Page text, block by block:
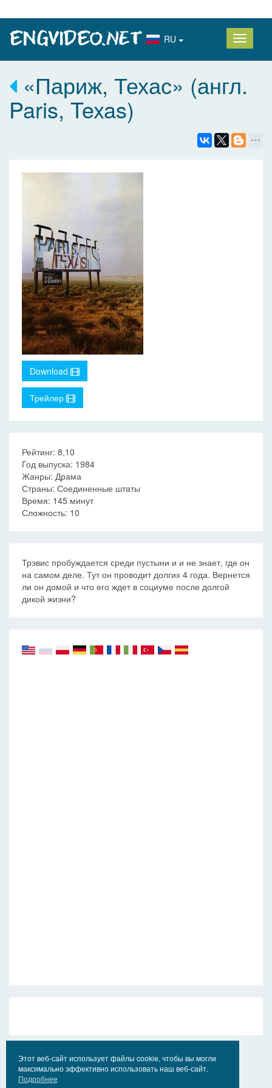
RU
«Париж, Техас» (англ.
Paris, Texas)
Download
Трейлер
Рейтинг: 8,10
Год выпуска: 1984
Жанры: Драма
Страны: Соединенные штаты
Время: 145 минут
Сложность: 10
Трэвис пробуждается среди пустыни и и не знает, где он
на самом деле. Тут он проводит долгих 4 года. Вернется
ли он домой и что его ждет в социуме после долгой
дикой жизни?
Этот веб-сайт использует файлы cookie, чтобы вы могли
максимально эффективно использовать наш веб-сайт.
Подробнее